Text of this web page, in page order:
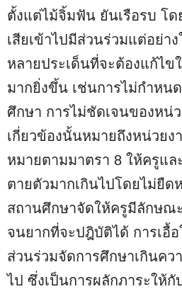
ตั้งแต่ไม้จิ้มฟัน ยันเรือรบ โ
เสียเข้าไปมีส่วนร่วมแต่อย่า
หลายประเด็นที่จะต้องแก้ไ
มากยิ่งขึ้น เช่นการไม่กำหน
ศึกษา การไม่ชัดเจนของหน่
เกี่ยวข้องนั้นหมายถึงหน่วยง
หมายตามมาตรา 8 ให้ครูแ
ตายตัวมากเกินไปโดยไม่ยืด
สถานศึกษาจัดให้ครูมีลักษณ
จนยากที่จะปฎิบัติได้ การเอื้
ส่วนร่วมจัดการศึกษาเกินคว
ไป ซึ่งเป็นการผลักภาระให้กั